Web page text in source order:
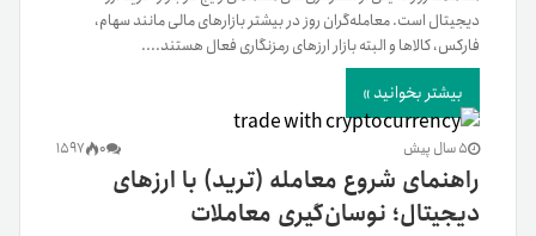
دیجیتال است. معامله‌گران روز در بیشتر بازارهای مالی مانند سهام،
فارکس، کالاها و البته بازار ارزهای رمزنگاری فعال هستند....
بیشتر بخوانید »
5 سال پیش 0
1597
راهنمای شروع معامله (ترید) با ارزهای
دیجیتال؛ نوسان‌‌گیری معاملات